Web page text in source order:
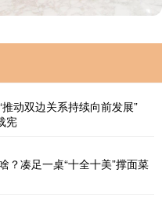
动双边关系持续向前发展”
宪
？凑足一桌“十全十美”撑面菜